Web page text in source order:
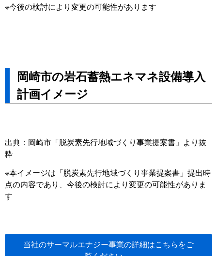
※今後の検討により変更の可能性があります
岡崎市の岩石蓄熱エネマネ設備導入
計画イメージ
出典：岡崎市「脱炭素先行地域づくり事業提案書」より抜
粋
※本イメージは「脱炭素先行地域づくり事業提案書」提出時
点の内容であり、今後の検討により変更の可能性がありま
す
当社のサーマルエナジー事業の詳細はこちらをご